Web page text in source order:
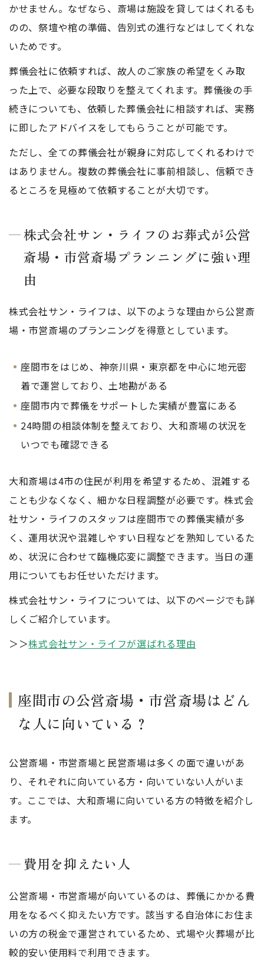
かせません。なぜなら、斎場は施設を貸してはくれるも
のの、祭壇や棺の準備、告別式の進行などはしてくれな
いためです。
葬儀会社に依頼すれば、故人のご家族の希望をくみ取
った上で、必要な段取りを整えてくれます。葬儀後の手
続きについても、依頼した葬儀会社に相談すれば、実務
に即したアドバイスをしてもらうことが可能です。
ただし、全ての葬儀会社が親身に対応してくれるわけで
はありません。複数の葬儀会社に事前相談し、信頼でき
るところを見極めて依頼することが大切です。
株式会社サン・ライフのお葬式が公営
斎場・市営斎場プランニングに強い理
由
株式会社サン・ライフは、以下のような理由から公営斎
場・市営斎場のプランニングを得意としています。
座間市をはじめ、神奈川県・東京都を中心に地元密
着で運営しており、土地勘がある
座間市内で葬儀をサポートした実績が豊富にある
24時間の相談体制を整えており、大和斎場の状況を
いつでも確認できる
大和斎場は4市の住民が利用を希望するため、混雑する
ことも少なくなく、細かな日程調整が必要です。株式会
社サン・ライフのスタッフは座間市での葬儀実績が多
く、運用状況や混雑しやすい日程などを熟知しているた
め、状況に合わせて臨機応変に調整できます。当日の運
用についてもお任せいただけます。
株式会社サン・ライフについては、以下のページでも詳
しくご紹介しています。
＞＞株式会社サン・ライフが選ばれる理由
座間市の公営斎場・市営斎場はどん
な人に向いている？
公営斎場・市営斎場と民営斎場は多くの面で違いがあ
り、それぞれに向いている方・向いていない人がいま
す。ここでは、大和斎場に向いている方の特徴を紹介し
ます。
費用を抑えたい人
公営斎場・市営斎場が向いているのは、葬儀にかかる費
用をなるべく抑えたい方です。該当する自治体にお住ま
いの方の税金で運営されているため、式場や火葬場が比
較的安い使用料で利用できます。